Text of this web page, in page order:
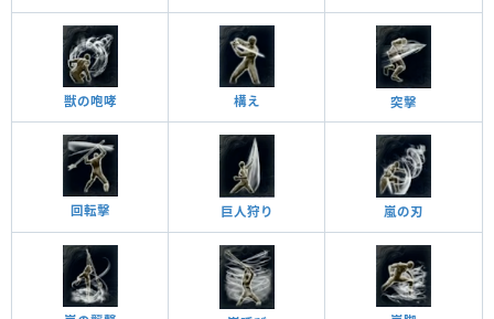
獣の咆哮 構え 突擊
回転擊 巨人狩り 嵐の刃